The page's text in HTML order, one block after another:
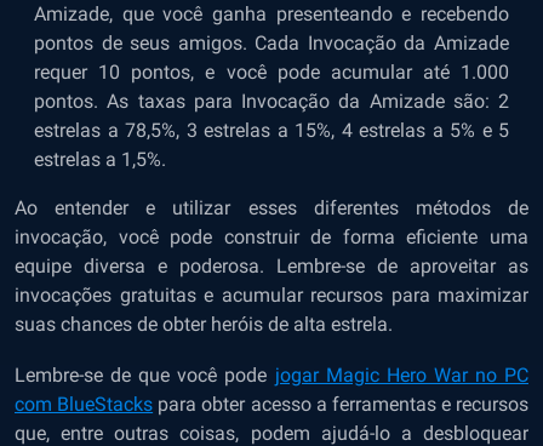
Amizade, que você ganha presenteando e recebendo
pontos de seus amigos. Cada Invocação da Amizade
requer 10 pontos, e você pode acumular até 1.000
pontos. As taxas para Invocação da Amizade são: 2
estrelas a 78,5%, 3 estrelas a 15%, 4 estrelas a 5% e 5
estrelas a 1,5%.
Ao entender e utilizar esses diferentes métodos de
invocação, você pode construir de forma eficiente uma
equipe diversa e poderosa. Lembre-se de aproveitar as
invocações gratuitas e acumular recursos para maximizar
suas chances de obter heróis de alta estrela.
Lembre-se de que você pode jogar Magic Hero War no PC
com BlueStacks para obter acesso a ferramentas e recursos
que, entre outras coisas, podem ajudá-lo a desbloquear